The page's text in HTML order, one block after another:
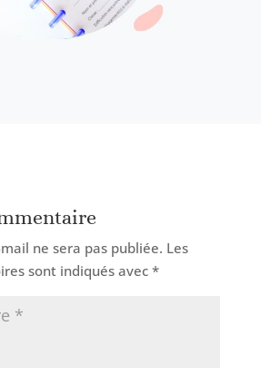
ne sera pas publiée. Les
sont indiqués avec *